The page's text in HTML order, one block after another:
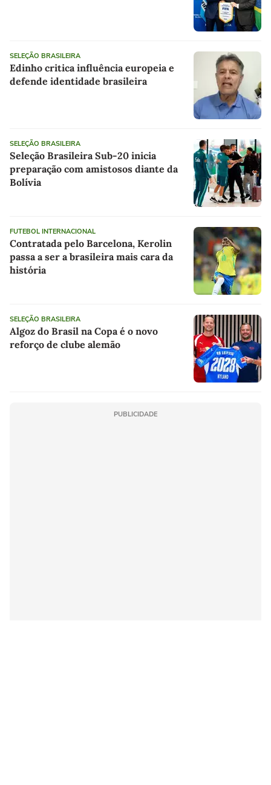
SELEÇÃO BRASILEIRA
Edinho critica influência europeia e
defende identidade brasileira
SELEÇÃO BRASILEIRA
Seleção Brasileira Sub-20 inicia
preparação com amistosos diante da
Bolívia
FUTEBOL INTERNACIONAL
Contratada pelo Barcelona, Kerolin
passa a ser a brasileira mais cara da
história
SELEÇÃO BRASILEIRA
Algoz do Brasil na Copa é o novo
reforço de clube alemão
PUBLICIDADE